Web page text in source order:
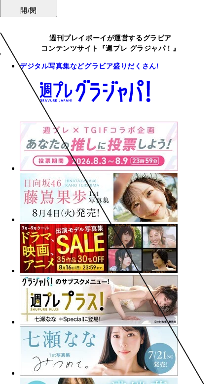
開/閉
週刊プレイボーイが運営するグラビア
コンテンツサイト『週プレ グラジャパ！』
デジタル写真集などグラビア盛りだくさん!